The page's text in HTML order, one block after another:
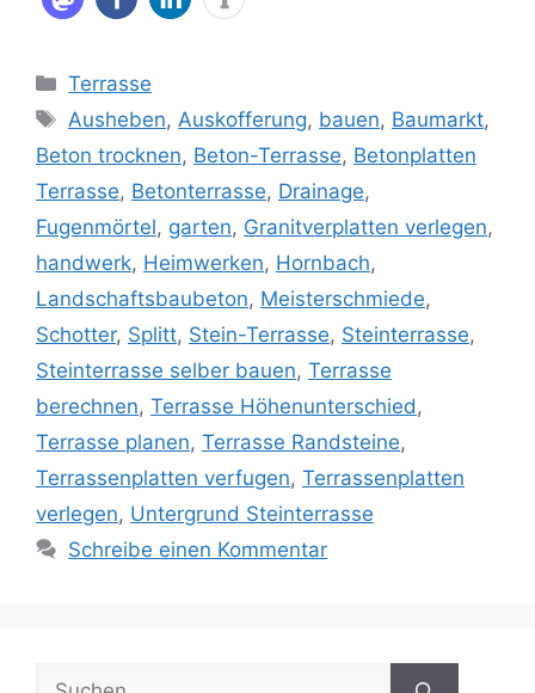
Kategorien
Terrasse
Schlagwörter
Ausheben,Auskofferung, bauen, Baumarkt,
Beton trocknen, Beton-Terrasse, Betonplatten
Terrasse, Betonterrasse, Drainage,
Fugenmörtel, garten, Granitverplatten verlegen,
handwerk, Heimwerken, Hornbach,
Landschaftsbaubeton, Meisterschmiede,
Schotter, Splitt, Stein-Terrasse, Steinterrasse,
Steinterrasse selber bauen, Terrasse
berechnen, Terrasse Höhenunterschied,
Terrasse planen, Terrasse Randsteine,
Terrassenplatten verfugen, Terrassenplatten
verlegen, Untergrund Steinterrasse
Schreibe einen Kommentar
Suche